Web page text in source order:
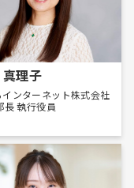
理子
インターネット株式会社
長 執行役員